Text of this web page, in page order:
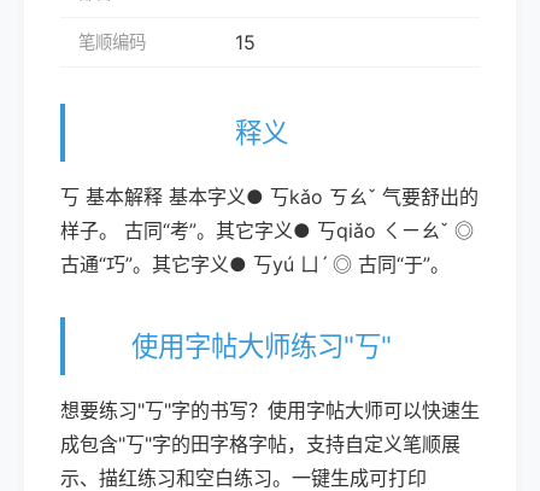
笔顺编码 15
释义
丂 基本解释 基本字义● 丂kǎo ㄎㄠˇ 气要舒出的
样子。 古同“考”。其它字义● 丂qiǎo ㄑㄧㄠˇ ◎
古通“巧”。其它字义● 丂yú ㄩˊ ◎ 古同“于”。
使用字帖大师练习"丂"
想要练习"丂"字的书写？使用字帖大师可以快速生
成包含"丂"字的田字格字帖，支持自定义笔顺展
示、描红练习和空白练习。一键生成可打印